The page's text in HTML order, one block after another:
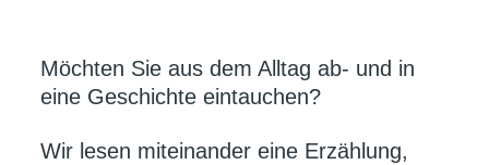
Möchten Sie aus dem Alltag ab- und in
eine Geschichte eintauchen?
Wir lesen miteinander eine Erzählung,